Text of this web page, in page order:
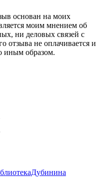
основан на моих
моим мнением об
ни деловых связей с
отзыва не оплачивается и
иным образом.